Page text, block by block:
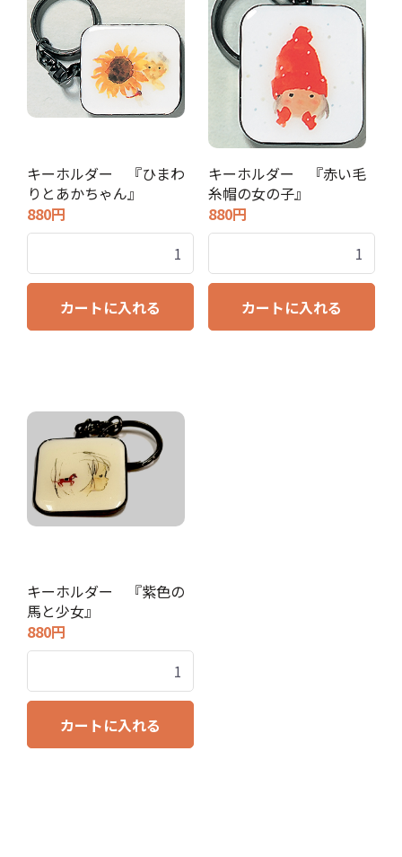
キーホルダー 『ひまわ
りとあかちゃん』
880円
カートに入れる
キーホルダー 『赤い毛
糸帽の女の子』
880円
カートに入れる
キーホルダー 『紫色の
馬と少女』
880円
カートに入れる